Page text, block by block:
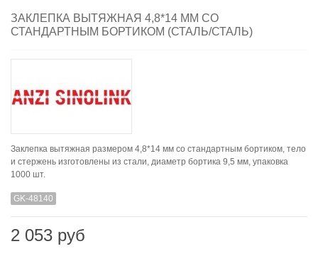
ЗАКЛЕПКА ВЫТЯЖНАЯ 4,8*14 ММ СО
СТАНДАРТНЫМ БОРТИКОМ (СТАЛЬ/СТАЛЬ)
Заклепка вытяжная размером 4,8*14 мм со стандартным бортиком, тело
и стержень изготовлены из стали, диаметр бортика 9,5 мм, упаковка
1000 шт.
GK-48140
2 053 руб